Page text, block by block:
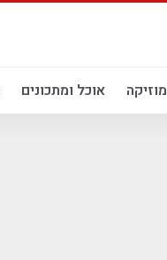
מוזיקה אוכל ומתכונים